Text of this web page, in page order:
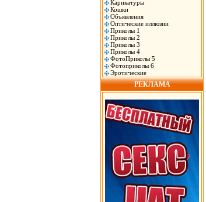
Карикатуры
Кошки
Объявления
Оптические иллюзии
Приколы 1
Приколы 2
Приколы 3
Приколы 4
ФотоПриколы 5
Фотоприколы 6
Эротические
РЕКЛАМА